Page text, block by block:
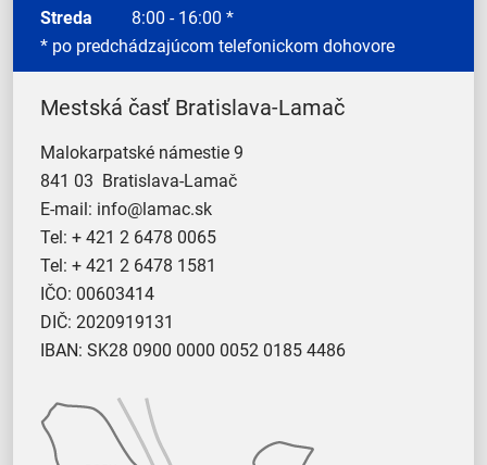
Streda 8:00 - 16:00 *
* po predchádzajúcom telefonickom dohovore
Mestská časť Bratislava-Lamač
Malokarpatské námestie 9
841 03 Bratislava-Lamač
E-mail: info@lamac.sk
Tel: + 421 2 6478 0065
Tel: + 421 2 6478 1581
IČO: 00603414
DIČ: 2020919131
IBAN: SK28 0900 0000 0052 0185 4486